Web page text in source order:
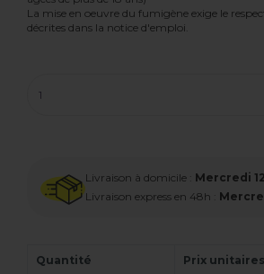
La mise en oeuvre du fumigène exige le
décrites dans la notice d'emploi.
Livraison à domicile : Mercredi
Livraison express en 48h :
Quantité Prix unitaires